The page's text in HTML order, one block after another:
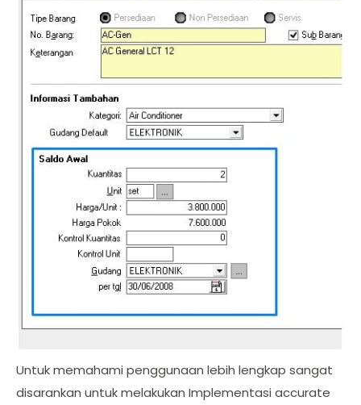
Untuk memahami penggunaan lebih lengkap sangat
disarankan untuk melakukan Implementasi accurate